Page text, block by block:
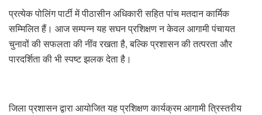
प्रत्येक पोलिंग पार्टी में पीठासीन अधिकारी सहित पांच मतदान कार्मिक
सम्मिलित हैं। आज सम्पन्न यह सघन प्रशिक्षण न केवल आगामी पंचायत
चुनावों की सफलता की नींव रखता है, बल्कि प्रशासन की तत्परता और
पारदर्शिता की भी स्पष्ट झलक देता है।
जिला प्रशासन द्वारा आयोजित यह प्रशिक्षण कार्यक्रम आगामी त्रिस्तरीय